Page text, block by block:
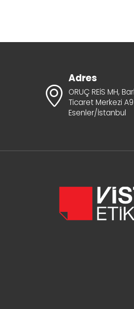
Adres
ORUÇ REİS MH,
Ticaret Merkezi
Esenler/İstanbul